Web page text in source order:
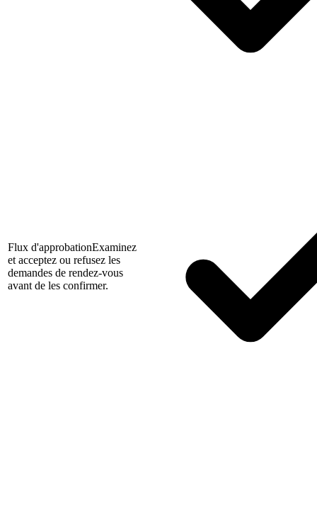
Flux d'approbationExaminez
et acceptez ou refusez les
demandes de rendez-vous
avant de les confirmer.